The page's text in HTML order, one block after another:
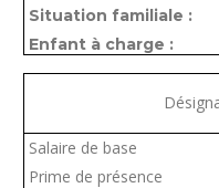
Situation familiale :
Enfant à charge :
Salaire de base
Prime de présence